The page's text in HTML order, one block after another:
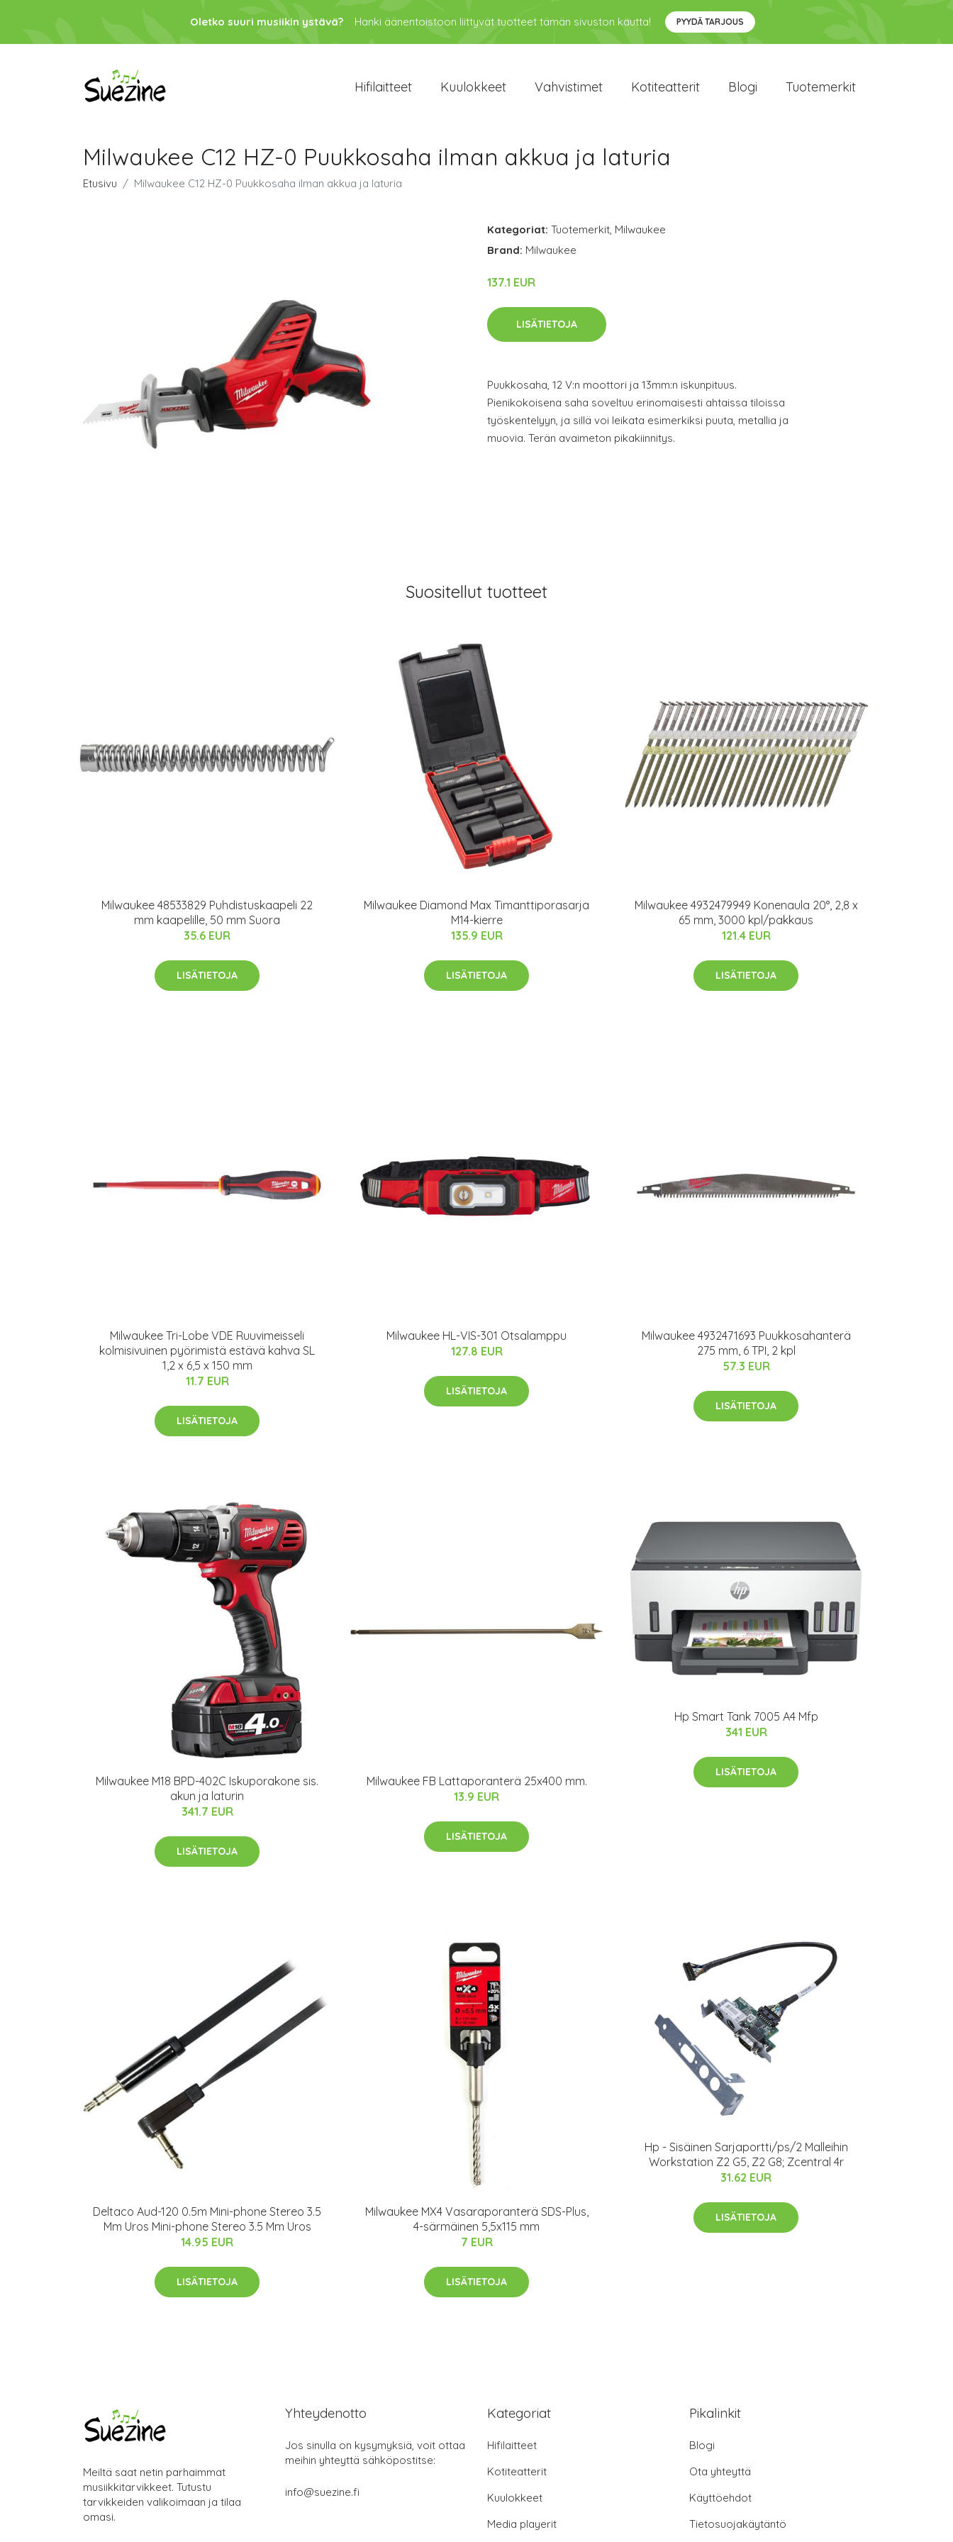
Oletko suuri musiikin ystävä? Hanki äänentoistoon liittyvät tuotteet tämän sivuston kautta! PYYDÄ TARJOUS
Hifilaitteet Kuulokkeet Vahvistimet Kotiteatterit Blogi Tuotemerkit
Milwaukee C12 HZ-0 Puukkosaha ilman akkua ja laturia
Etusivu Milwaukee C12 HZ-0 Puukkosaha ilman akkua ja laturia
Kategoriat: Tuotemerkit, Milwaukee
Brand: Milwaukee
137.1 EUR
LISÄTIETOJA
Puukkosaha, 12 V:n moottori ja 13mm:n iskunpituus.
Pienikokoisena saha soveltuu erinomaisesti ahtaissa tiloissa
työskentelyyn, ja sillä voi leikata esimerkiksi puuta, metallia ja
muovia. Terän avaimeton pikakiinnitys.
Suositellut tuotteet
Milwaukee 48533829 Puhdistuskaapeli 22
mm kaapelille, 50 mm Suora
35.6 EUR
LISÄTIETOJA
Milwaukee Diamond Max Timanttiporasarja
M14-kierre
135.9 EUR
LISÄTIETOJA
Milwaukee 4932479949 Konenaula 20°, 2,8 x
65 mm, 3000 kpl/pakkaus
121.4 EUR
LISÄTIETOJA
Milwaukee Tri-Lobe VDE Ruuvimeisseli
kolmisivuinen pyörimistä estävä kahva SL
1,2 x 6,5 x 150 mm
11.7 EUR
LISÄTIETOJA
Milwaukee HL-VIS-301 Otsalamppu
127.8 EUR
LISÄTIETOJA
Milwaukee 4932471693 Puukkosahanterä
275 mm, 6 TPI, 2 kpl
57.3 EUR
LISÄTIETOJA
Milwaukee M18 BPD-402C Iskuporakone sis.
akun ja laturin
341.7 EUR
LISÄTIETOJA
Milwaukee FB Lattaporanterä 25x400 mm.
13.9 EUR
LISÄTIETOJA
Hp Smart Tank 7005 A4 Mfp
341 EUR
LISÄTIETOJA
Deltaco Aud-120 0.5m Mini-phone Stereo 3.5
Mm Uros Mini-phone Stereo 3.5 Mm Uros
14.95 EUR
LISÄTIETOJA
Milwaukee MX4 Vasaraporanterä SDS-Plus,
4-särmäinen 5,5x115 mm
7 EUR
LISÄTIETOJA
Hp - Sisäinen Sarjaportti/ps/2 Malleihin
Workstation Z2 G5, Z2 G8; Zcentral 4r
31.62 EUR
LISÄTIETOJA
Meiltä saat netin parhaimmat
musiikkitarvikkeet. Tutustu
tarvikkeiden valikoimaan ja tilaa
omasi.
Yhteydenotto
Jos sinulla on kysymyksiä, voit ottaa
meihin yhteyttä sähköpostitse:
info@suezine.fi
Kategoriat
Hifilaitteet
Kotiteatterit
Kuulokkeet
Media playerit
Pikalinkit
Blogi
Ota yhteyttä
Käyttöehdot
Tietosuojakäytäntö